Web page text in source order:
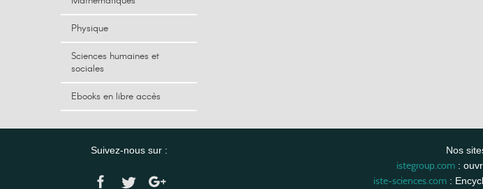
Physique
Sciences humaines et
sociales
Ebooks en libre accès
Suivez-nous sur : Nos
istegroup.com:
iste-sciences.com: